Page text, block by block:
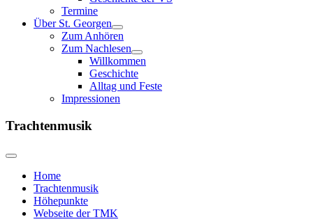
Termine
Über St. Georgen
Zum Anhören
Zum Nachlesen
Willkommen
Geschichte
Alltag und Feste
Impressionen
Trachtenmusik
Home
Trachtenmusik
Höhepunkte
Webseite der TMK